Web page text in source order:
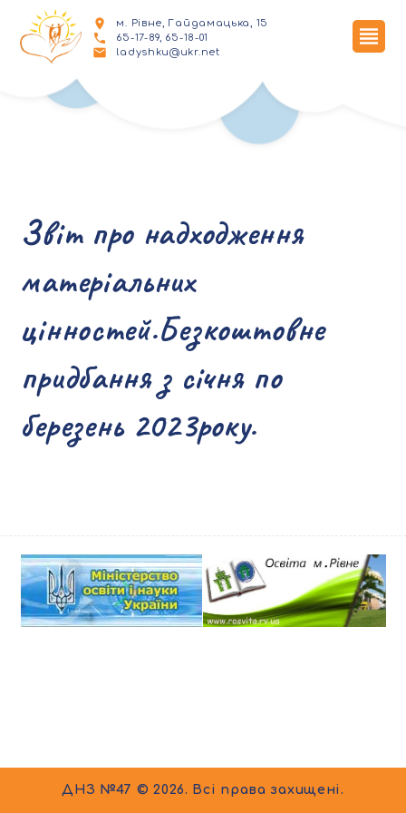
м. Рівне, Гайдамацька, 15
65-17-89, 65-18-01
ladyshku@ukr.net
Звіт про надходження
матеріальних
цінностей.Безкоштовне
придбання з січня по
березень 2023року.
ДНЗ №47 © 2026. Всі права захищені.